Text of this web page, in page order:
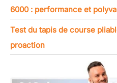
6000 : performance et
Test du tapis de course
proaction